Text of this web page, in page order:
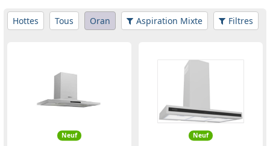
Hottes Tous Oran Aspiration Mixte Filtres
Neuf Neuf